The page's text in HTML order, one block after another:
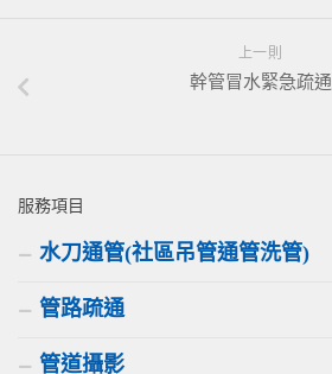
上一則
幹管冒水緊急疏通
服務項目
水刀通管(社區吊管通管洗管)
管路疏通
管道攝影